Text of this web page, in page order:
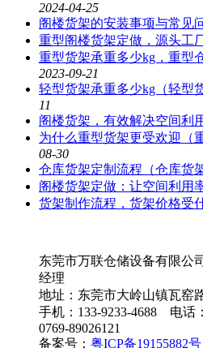
2024-04-25
阁楼货架的安装事项与常见
重型阁楼货架定做，源头工
重型货架承重多少kg，重型
2023-09-21
轻型货架承重多少kg（轻型
11
阁楼货架，有效解决空间利
为什么重型货架更受欢迎（
08-30
仓库货架定制流程（仓库货
阁楼货架定做：让空间利用
货架制作流程，货架价格受
东莞市万联仓储设备有限
经理
地址：东莞市大岭山镇瓦窑
手机：133-9233-4688 电话
0769-89026121
备案号： 粤ICP备19155882号